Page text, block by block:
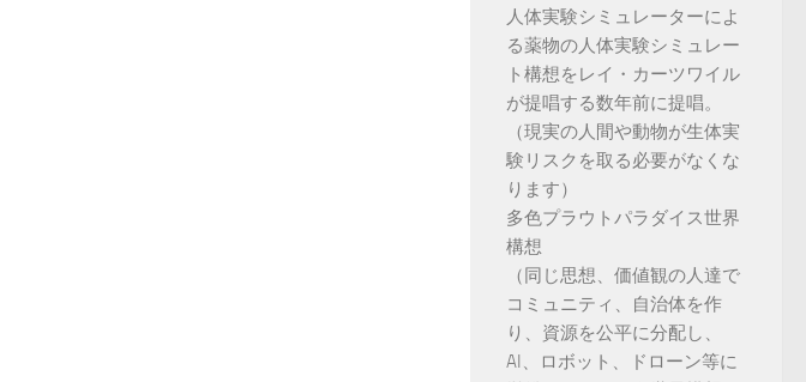
人体実験シミュレーターによ
る薬物の人体実験シミュレー
ト構想をレイ・カーツワイル
が提唱する数年前に提唱。
（現実の人間や動物が生体実
験リスクを取る必要がなくな
ります）
多色プラウトパラダイス世界
構想
（同じ思想、価値観の人達で
コミュニティ、自治体を作
り、資源を公平に分配し、
AI、ロボット、ドローン等に